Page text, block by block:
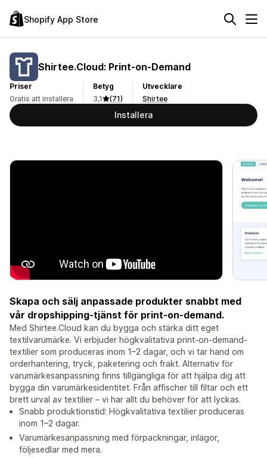
Shopify App Store
Shirtee.Cloud: Print‑on‑Demand
Priser
Gratis att installera
Betyg
3,1
(71)
Utvecklare
Shirtee
Installera
Skapa och sälj anpassade produkter snabbt med
vår dropshipping-tjänst för print-on-demand.
Med Shirtee.Cloud kan du bygga och stärka ditt eget
textilvarumärke. Vi erbjuder högkvalitativa print-on-demand-
textilier som produceras inom 1–2 dagar, och vi tar hand om
orderhantering, tryck, paketering och frakt. Alternativ för
varumärkesanpassning finns tillgängliga för att hjälpa dig att
bygga din varumärkesidentitet. Från affischer till filtar och ett
brett urval av textilier – vi har allt du behöver för att lyckas.
Snabb produktionstid: Högkvalitativa textilier produceras
inom 1–2 dagar.
Varumärkesanpassning med förpackningar, inlagor,
följesedlar med mera.